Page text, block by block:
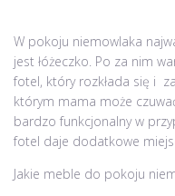
W pokoju niemowlaka
jest łóżeczko. Po za nim
fotel, który rozkłada się i
którym mama może
bardzo funkcjonalny w
fotel daje dodatkowe
Jakie meble do pokoju